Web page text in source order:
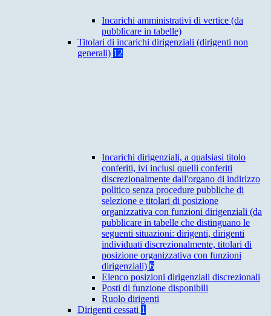
Incarichi amministrativi di vertice (da
pubblicare in tabelle)
Titolari di incarichi dirigenziali (dirigenti non
generali) 12
Incarichi dirigenziali, a qualsiasi titolo
conferiti, ivi inclusi quelli conferiti
discrezionalmente dall'organo di indirizzo
politico senza procedure pubbliche di
selezione e titolari di posizione
organizzativa con funzioni dirigenziali (da
pubblicare in tabelle che distinguano le
seguenti situazioni: dirigenti, dirigenti
individuati discrezionalmente, titolari di
posizione organizzativa con funzioni
dirigenziali) 6
Elenco posizioni dirigenziali discrezionali
Posti di funzione disponibili
Ruolo dirigenti
Dirigenti cessati 1